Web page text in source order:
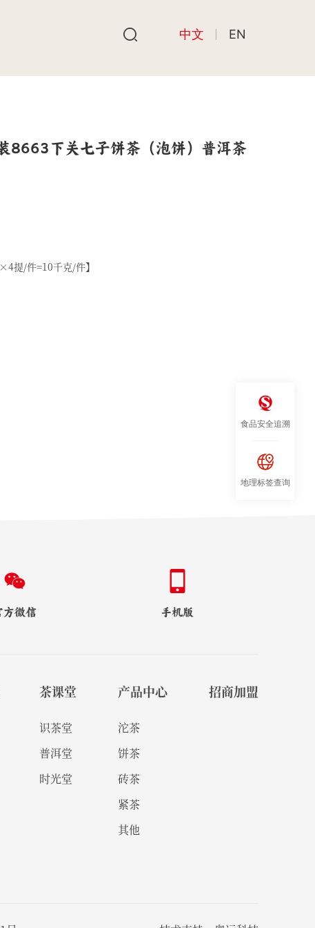
中文 EN
8663下关七子饼茶（泡饼）普洱茶
提/件=10千克/件】
方微信 手机版
茶课堂
识茶堂
普洱堂
时光堂
产品中心
沱茶
饼茶
砖茶
紧茶
其他
招商加盟
食品安全追溯
地理标签查询